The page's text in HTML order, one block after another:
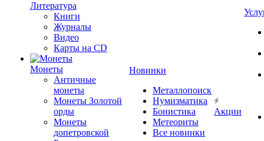
Литература
Книги
Журналы
Видео
Карты на CD
Монеты
Античные
монеты
Монеты Золотой
орды
Монеты
допетровской
Новинки
Металлопоиск
Нумизматика
Бонистика
Метеориты
Все новинки
Акции